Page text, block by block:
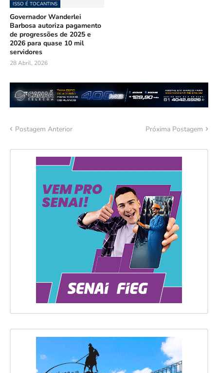
ISSO É TOCANTINS
Governador Wanderlei
Barbosa autoriza pagamento
de progressões de 2025 e
2026 para quase 10 mil
servidores
28 Abril, 2026
Postagem Anterior Próxima Postagem